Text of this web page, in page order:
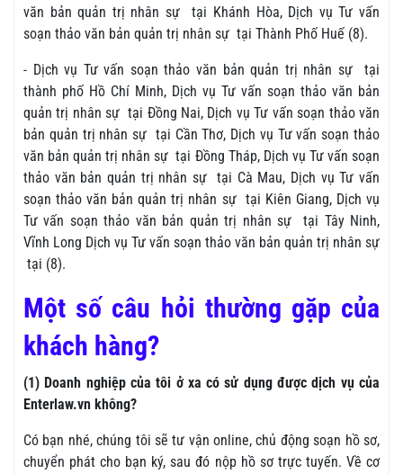
văn bản quản trị nhân sự tại Khánh Hòa, Dịch vụ Tư vấn
soạn thảo văn bản quản trị nhân sự tại Thành Phố Huế (8).
- Dịch vụ Tư vấn soạn thảo văn bản quản trị nhân sự tại
thành phố Hồ Chí Minh, Dịch vụ Tư vấn soạn thảo văn bản
quản trị nhân sự tại Đồng Nai, Dịch vụ Tư vấn soạn thảo văn
bản quản trị nhân sự tại Cần Thơ, Dịch vụ Tư vấn soạn thảo
văn bản quản trị nhân sự tại Đồng Tháp, Dịch vụ Tư vấn soạn
thảo văn bản quản trị nhân sự tại Cà Mau, Dịch vụ Tư vấn
soạn thảo văn bản quản trị nhân sự tại Kiên Giang, Dịch vụ
Tư vấn soạn thảo văn bản quản trị nhân sự tại Tây Ninh,
Vĩnh Long Dịch vụ Tư vấn soạn thảo văn bản quản trị nhân sự
tại (8).
Một số câu hỏi thường gặp của
khách hàng?
(1) Doanh nghiệp của tôi ở xa có sử dụng được dịch vụ của
Enterlaw.vn không?
Có bạn nhé, chúng tôi sẽ tư vận online, chủ động soạn hồ sơ,
chuyển phát cho bạn ký, sau đó nộp hồ sơ trực tuyến. Về cơ